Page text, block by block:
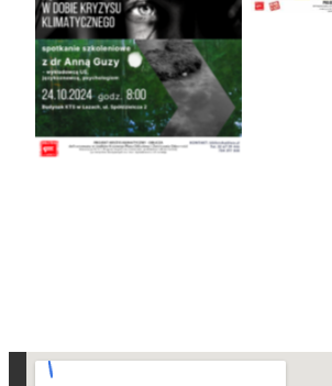
Brak podpisu